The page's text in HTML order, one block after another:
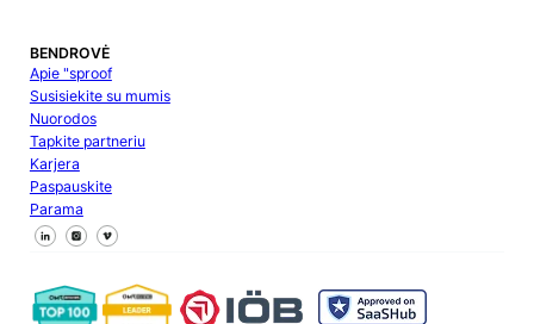
BENDROVĖ
Apie "sproof
Susisiekite su mumis
Nuorodos
Tapkite partneriu
Karjera
Paspauskite
Parama
Sekite mus "Facebook
Sekite mus X
Sekite mus "LinkedIn